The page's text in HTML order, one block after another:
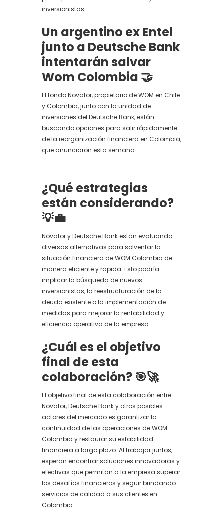
inversionistas.
Un argentino ex Entel
junto a Deutsche Bank
intentarán salvar
Wom Colombia 🤝
El fondo Novator, propietario de WOM en Chile
y Colombia, junto con la unidad de
inversiones del Deutsche Bank, están
buscando opciones para salir rápidamente
de la reorganización financiera en Colombia,
que anunciaron esta semana.
¿Qué estrategias
están considerando?
💡💼
Novator y Deutsche Bank están evaluando
diversas alternativas para solventar la
situación financiera de WOM Colombia de
manera eficiente y rápida. Esto podría
implicar la búsqueda de nuevos
inversionistas, la reestructuración de la
deuda existente o la implementación de
medidas para mejorar la rentabilidad y
eficiencia operativa de la empresa.
¿Cuál es el objetivo
final de esta
colaboración? 🎯🚀
El objetivo final de esta colaboración entre
Novator, Deutsche Bank y otros posibles
actores del mercado es garantizar la
continuidad de las operaciones de WOM
Colombia y restaurar su estabilidad
financiera a largo plazo. Al trabajar juntos,
esperan encontrar soluciones innovadoras y
efectivas que permitan a la empresa superar
los desafíos financieros y seguir brindando
servicios de calidad a sus clientes en
Colombia.